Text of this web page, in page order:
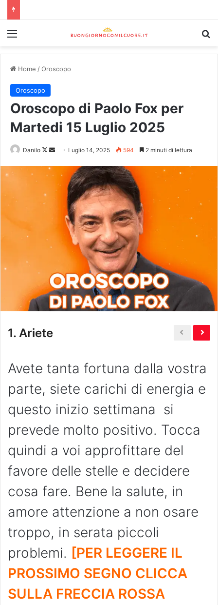
Home /Oroscopo
Oroscopo
Oroscopo di Paolo Fox per
Martedi 15 Luglio 2025
Danilo Luglio 14, 2025 594 2 minuti di lettura
1. Ariete
Avete tanta fortuna dalla vostra
parte, siete carichi di energia e
questo inizio settimana si
prevede molto positivo. Tocca
quindi a voi approfittare del
favore delle stelle e decidere
cosa fare. Bene la salute, in
amore attenzione a non osare
troppo, in serata piccoli
problemi. [PER LEGGERE IL
PROSSIMO SEGNO CLICCA
SULLA FRECCIA ROSSA